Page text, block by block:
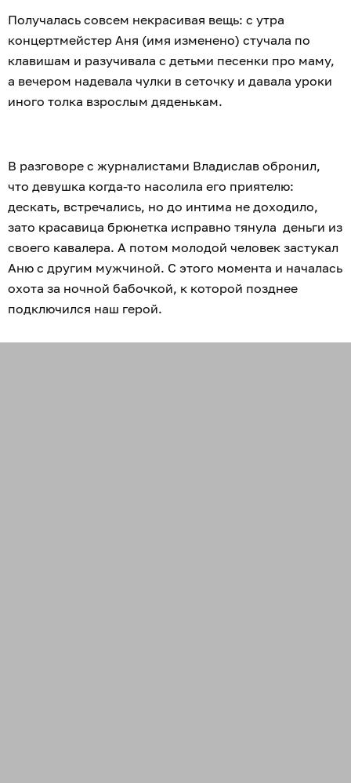
Получалась совсем некрасивая вещь: с утра
концертмейстер Аня (имя изменено) стучала по
клавишам и разучивала с детьми песенки про маму,
а вечером надевала чулки в сеточку и давала уроки
иного толка взрослым дяденькам.
В разговоре с журналистами Владислав обронил,
что девушка когда-то насолила его приятелю:
дескать, встречались, но до интима не доходило,
зато красавица брюнетка исправно тянула деньги из
своего кавалера. А потом молодой человек застукал
Аню с другим мужчиной. С этого момента и началась
охота за ночной бабочкой, к которой позднее
подключился наш герой.